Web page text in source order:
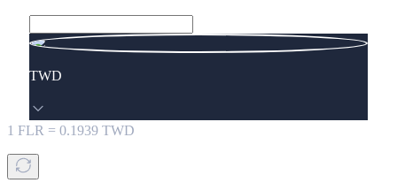
TWD
1 FLR = 0.1939 TWD